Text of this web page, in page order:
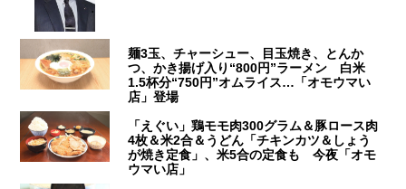
麺3玉、チャーシュー、目玉焼き、とんか
つ、かき揚げ入り“800円”ラーメン 白米
1.5杯分“750円”オムライス…「オモウマい
店」登場
「えぐい」鶏モモ肉300グラム＆豚ロース肉
4枚＆米2合＆うどん「チキンカツ＆しょう
が焼き定食」、米5合の定食も 今夜「オモ
ウマい店」